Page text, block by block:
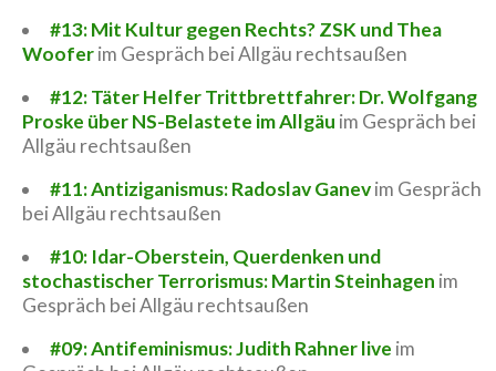
#13: Mit Kultur gegen Rechts? ZSK und Thea
Wooferim Gespräch bei Allgäu rechtsaußen
#12: Täter Helfer Trittbrettfahrer: Dr. Wolfgang
Proske über NS-Belastete im Allgäu im Gespräch bei
Allgäu rechtsaußen
#11: Antiziganismus: Radoslav Ganevim Gespräch
bei Allgäu rechtsaußen
#10: Idar-Oberstein, Querdenken und
stochastischer Terrorismus: Martin Steinhagen im
Gespräch bei Allgäu rechtsaußen
#09: Antifeminismus: Judith Rahner live im